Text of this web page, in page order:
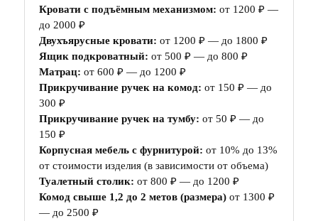
Кровати с подъёмным механизмом: от 1200 ₽ —
до 2000 ₽
Двухъярусные кровати: от 1200 ₽ — до 1800 ₽
Ящик подкроватный: от 500 ₽ — до 800 ₽
Матрац: от 600 ₽ — до 1200 ₽
Прикручивание ручек на комод: от 150 ₽ — до
300 ₽
Прикручивание ручек на тумбу: от 50 ₽ — до
150 ₽
Корпусная мебель с фурнитурой: от 10% до 13%
от стоимости изделия (в зависимости от объема)
Туалетный столик: от 800 ₽ — до 1200 ₽
Комод свыше 1,2 до 2 метов (размера) от 1300 ₽
— до 2500 ₽